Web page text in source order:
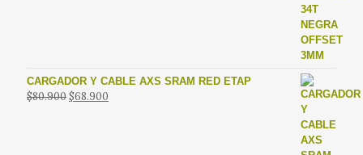
CARGADOR Y CABLE AXS SRAM RED ETAP
$80.900El
$68.900